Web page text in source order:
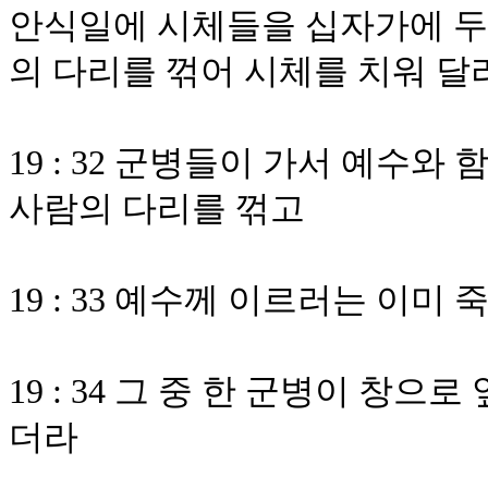
안식일에 시체들을 십자가에
의 다리를 꺾어 시체를 치워 달
19 : 32 군병들이 가서 예수와
사람의 다리를 꺾고
19 : 33 예수께 이르러는 이미
19 : 34 그 중 한 군병이 창으로
더라